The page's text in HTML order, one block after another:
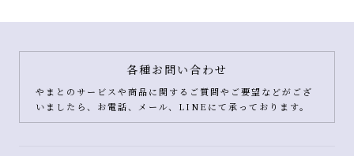
各種お問い合わせ
やまとのサービスや商品に関するご質問やご要望などがござ
いましたら、お電話、メール、LINEにて承っております。